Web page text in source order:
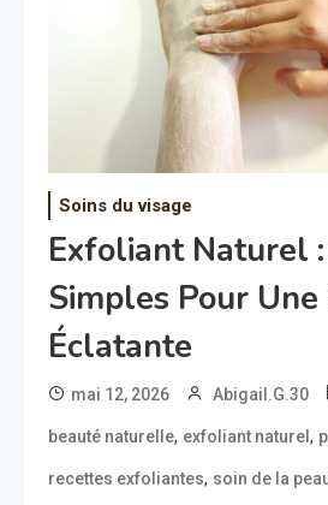
Soins du visage
Exfoliant Naturel
Simples Pour Une
Éclatante
mai 12, 2026 Abigail.G.30
beauté naturelle, exfoliant naturel,
recettes exfoliantes, soin de la